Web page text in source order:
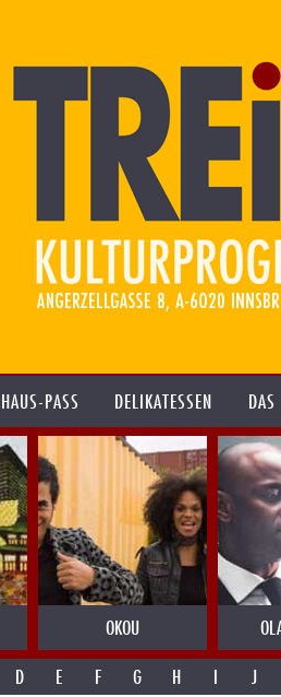
PASS DELIKATESSEN
OKOU
D E F G H I J